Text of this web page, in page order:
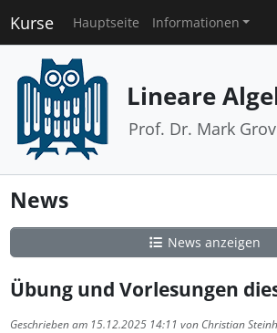
Kurse Hauptseite Informationen
Lineare
Prof. Dr. Mark
News
News anzeigen
Übung und Vorlesungen
Geschrieben am 15.12.2025 14:11 von Christian